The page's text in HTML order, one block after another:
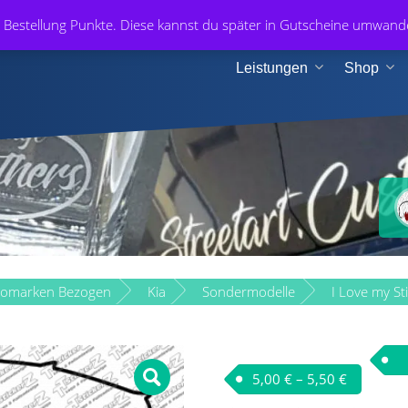
Punkte. Diese kannst du später in Gutscheine
& Medien +49
Leistungen Shop
Bezogen Kia Sondermodelle I Love my
5,00 € – 5,50 €